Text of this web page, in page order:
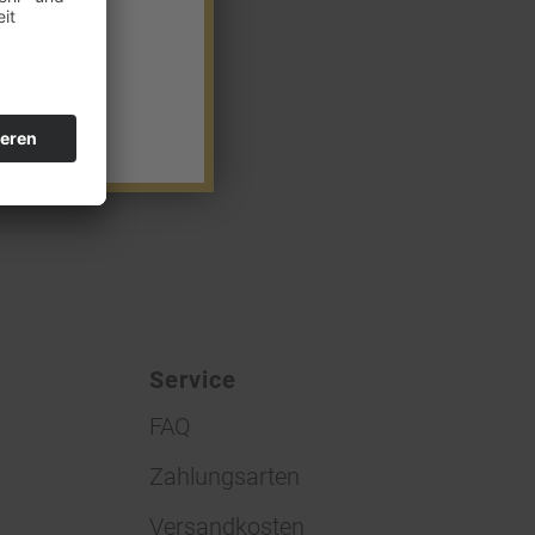
Service
FAQ
Zahlungsarten
Versandkosten